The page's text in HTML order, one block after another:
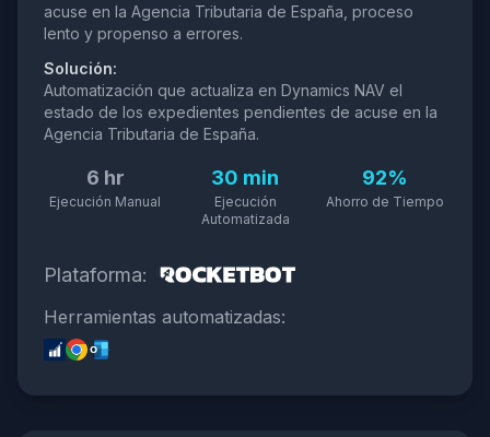
acuse en la Agencia Tributaria de España, proceso
lento y propenso a errores.
Solución:
Automatización que actualiza en Dynamics NAV el
estado de los expedientes pendientes de acuse en la
Agencia Tributaria de España.
6 hr
Ejecución Manual
30 min
Ejecución
Automatizada
92%
Ahorro de Tiempo
Plataforma:
Herramientas automatizadas: